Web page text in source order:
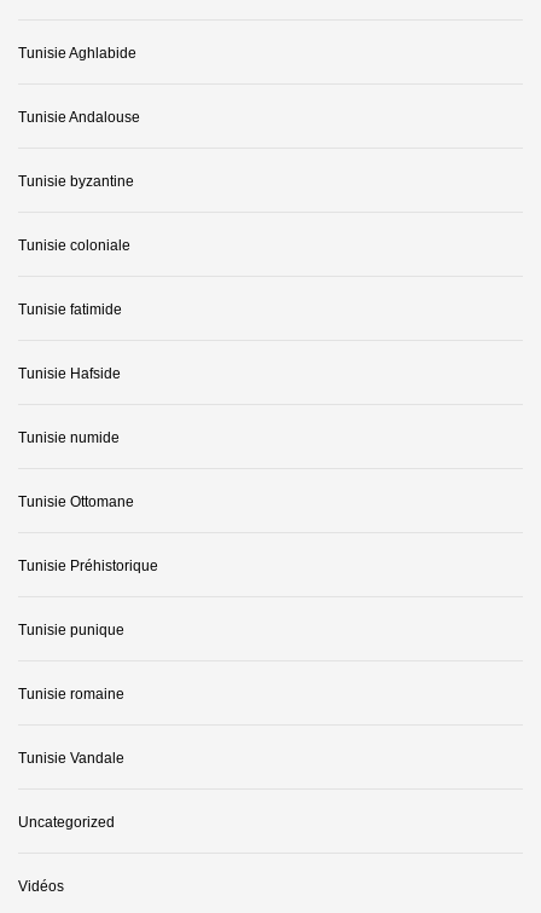
Tunisie Aghlabide
Tunisie Andalouse
Tunisie byzantine
Tunisie coloniale
Tunisie fatimide
Tunisie Hafside
Tunisie numide
Tunisie Ottomane
Tunisie Préhistorique
Tunisie punique
Tunisie romaine
Tunisie Vandale
Uncategorized
Vidéos